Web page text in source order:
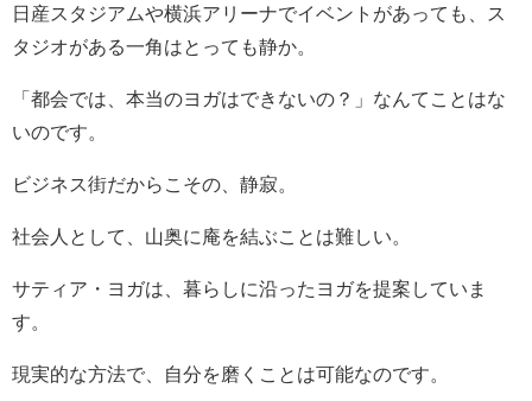
日産スタジアムや横浜アリーナでイベントがあっても、ス
タジオがある一角はとっても静か。
「都会では、本当のヨガはできないの？」なんてことはな
いのです。
ビジネス街だからこその、静寂。
社会人として、山奥に庵を結ぶことは難しい。
サティア・ヨガは、暮らしに沿ったヨガを提案していま
す。
現実的な方法で、自分を磨くことは可能なのです。